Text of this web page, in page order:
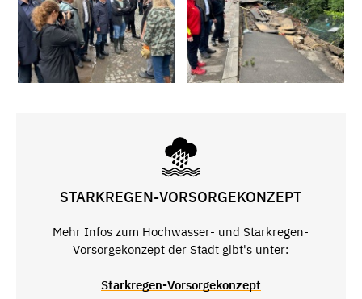
STARKREGEN-VORSORGEKONZEPT
Mehr Infos zum Hochwasser- und Starkregen-
Vorsorgekonzept der Stadt gibt's unter:
Starkregen-Vorsorgekonzept